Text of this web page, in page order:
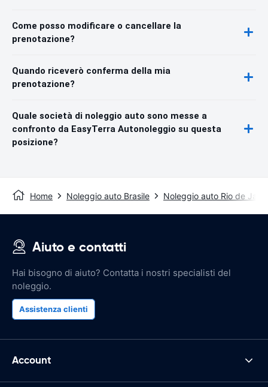
Come posso modificare o cancellare la
prenotazione?
Quando riceverò conferma della mia
prenotazione?
Quale società di noleggio auto sono messe a
confronto da EasyTerra Autonoleggio su questa
posizione?
Home Noleggio auto Brasile Noleggio auto Rio de
Aiuto e contatti
Hai bisogno di aiuto? Contatta i nostri specialisti del
noleggio.
Assistenza clienti
Account